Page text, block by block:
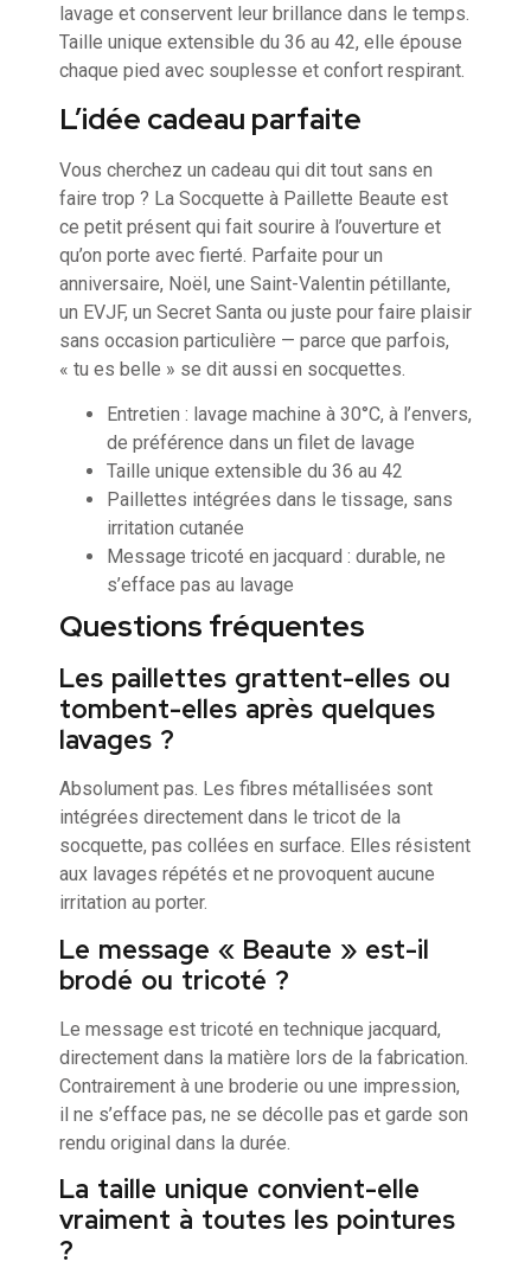
lavage et conservent leur brillance dans le temps.
Taille unique extensible du 36 au 42, elle épouse
chaque pied avec souplesse et confort respirant.
L’idée cadeau parfaite
Vous cherchez un cadeau qui dit tout sans en
faire trop ? La Socquette à Paillette Beaute est
ce petit présent qui fait sourire à l’ouverture et
qu’on porte avec fierté. Parfaite pour un
anniversaire, Noël, une Saint-Valentin pétillante,
un EVJF, un Secret Santa ou juste pour faire plaisir
sans occasion particulière — parce que parfois,
« tu es belle » se dit aussi en socquettes.
Entretien : lavage machine à 30°C, à l’envers,
de préférence dans un filet de lavage
Taille unique extensible du 36 au 42
Paillettes intégrées dans le tissage, sans
irritation cutanée
Message tricoté en jacquard : durable, ne
s’efface pas au lavage
Questions fréquentes
Les paillettes grattent-elles ou
tombent-elles après quelques
lavages ?
Absolument pas. Les fibres métallisées sont
intégrées directement dans le tricot de la
socquette, pas collées en surface. Elles résistent
aux lavages répétés et ne provoquent aucune
irritation au porter.
Le message « Beaute » est-il
brodé ou tricoté ?
Le message est tricoté en technique jacquard,
directement dans la matière lors de la fabrication.
Contrairement à une broderie ou une impression,
il ne s’efface pas, ne se décolle pas et garde son
rendu original dans la durée.
La taille unique convient-elle
vraiment à toutes les pointures
?